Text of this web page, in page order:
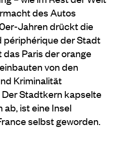
des Autos
Jahren drückt die
périphérique der Stadt
Paris der orange
von den
Kriminalität
Stadtkern kapselte
ist eine Insel
selbst geworden.